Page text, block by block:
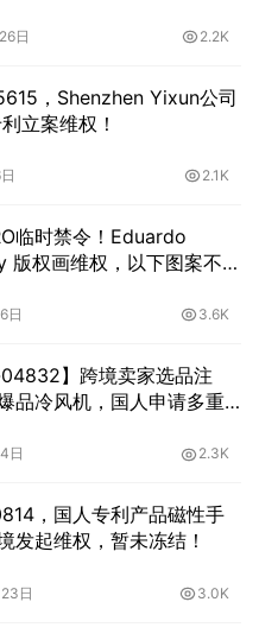
日 2.2K
，Shenzhen Yixun公司
立案维权！
2.1K
临时禁令！Eduardo
版权画维权，以下图案不能
日 3.6K
】跨境卖家选品注
品冷风机，国人申请多重
日 2.3K
，国人专利产品磁性手
发起维权，暂未冻结！
日 3.0K